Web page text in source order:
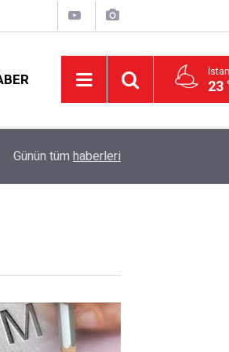
23
e-Kayıt Sonuçları e-Devlet'te: İşte
Günün tüm haberleri